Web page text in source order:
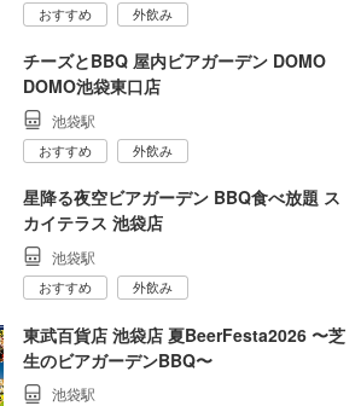
おすすめ 外飲み
チーズとBBQ 屋内ビアガーデン DOMO
DOMO池袋東口店
池袋駅
おすすめ 外飲み
星降る夜空ビアガーデン BBQ食べ放題 ス
カイテラス 池袋店
池袋駅
おすすめ 外飲み
東武百貨店 池袋店 夏BeerFesta2026 〜芝
生のビアガーデンBBQ〜
池袋駅